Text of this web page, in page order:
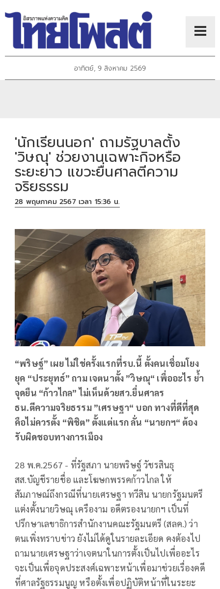
อาทิตย์, 9 สิงหาคม 2569
'นักเรียนนอก' ถามรัฐบาลตั้ง
'วิษณุ' ช่วยงานเฉพาะกิจหรือ
ระยะยาว แขวะยื่นศาลตีความ
จริยธรรม
28 พฤษภาคม 2567 เวลา 15:36 น.
“พริษฐ์” เผย ไม่ใช่ครั้งแรกที่รบ.นี้ ตั้งคนเชื่อมโยง
ยุค “ประยุทธ์” ถาม เจตนาตั้ง ”วิษณุ“ เพื่ออะไร ย้ำ
จุดยืน “ก้าวไกล” ไม่เห็นด้วยสว.ยื่นศาลร
ธน.ตีความจริยธรรม ”เศรษฐา“ บอก ทางที่ดีที่สุด
คือไม่ควรตั้ง “พิชิต” ตั้งแต่แรก ลั่น “นายกฯ“ ต้อง
รับผิดชอบทางการเมือง
28 พ.ค.2567 - ที่รัฐสภา นายพริษฐ์ วัชรสินธุ
สส.บัญชีรายชื่อ และโฆษกพรรคก้าวไกล ให้
สัมภาษณ์ถึงกรณีที่นายเศรษฐา ทวีสิน นายกรัฐมนตรี
แต่งตั้งนายวิษณุ เครืองาม อดีตรองนายกฯ เป็นที่
ปรึกษาเลขาธิการสำนักงานคณะรัฐมนตรี (สลค.) ว่า
ตนเพิ่งทราบข่าว ยังไม่ได้ดูในรายละเอียด คงต้องไป
ถามนายเศรษฐาว่าเจตนาในการตั้งเป็นไปเพื่ออะไร
จะเป็นเพื่อจุดประสงศ์เฉพาะหน้าเพื่อมาช่วยเรื่องคดี
ที่ศาลรัฐธรรมนูญ หรือตั้งเพื่อปฏิบัติหน้าที่ในระยะ